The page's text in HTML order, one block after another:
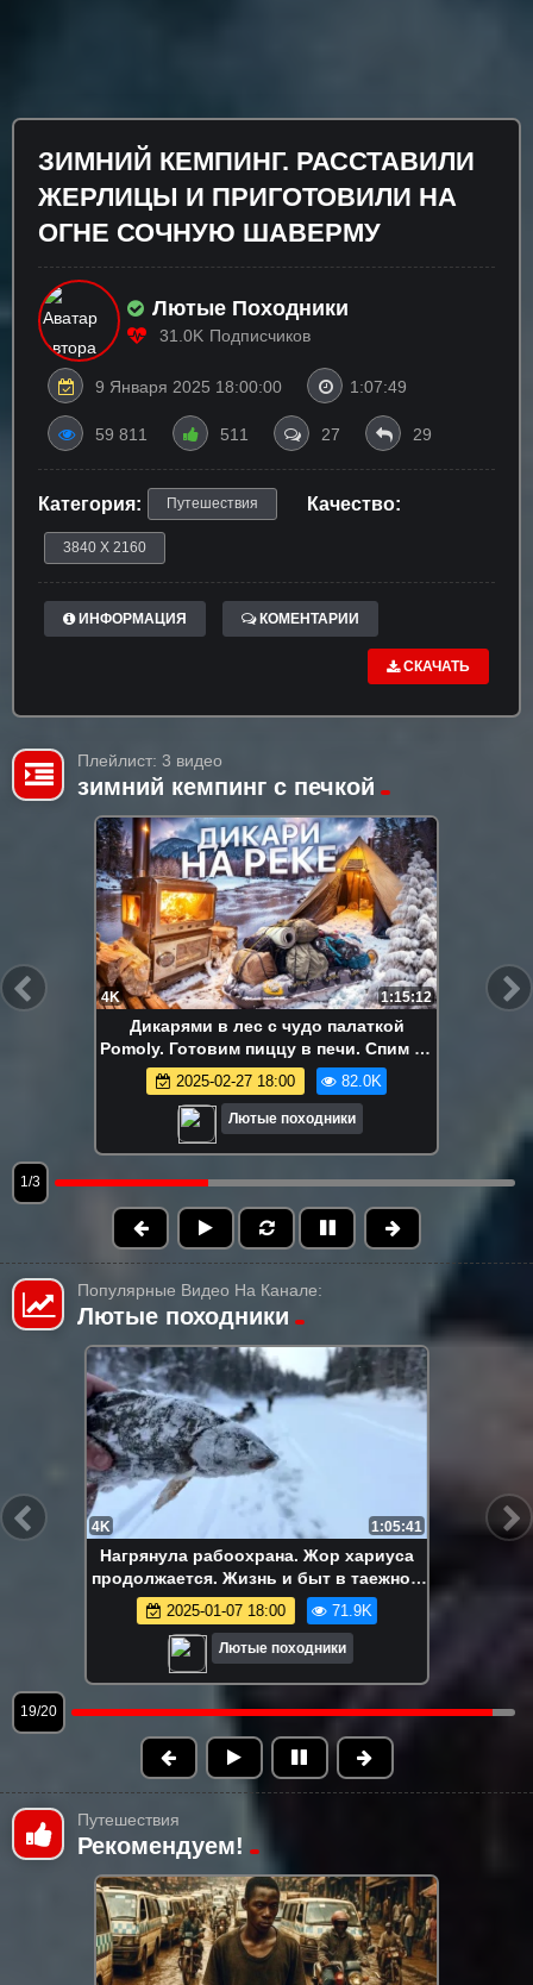
ЗИМНИЙ КЕМПИНГ. РАССТАВИЛИ
ЖЕРЛИЦЫ И ПРИГОТОВИЛИ НА
ОГНЕ СОЧНУЮ ШАВЕРМУ
Лютые Походники
31.0K Подписчиков
9 Января 2025 18:00:00 1:07:49
59 811 511 27 29
Категория: Путешествия Качество:
3840 X 2160
ИНФОРМАЦИЯ КОМЕНТАРИИ
СКАЧАТЬ
Плейлист: 3 видео
зимний кемпинг с печкой
4K 1:15:12
Дикарями в лес с чудо палаткой
Pomoly. Готовим пиццу в печи. Спим на
снегу. Мужики отдыхают
2025-02-27 18:00 82.0K
Лютые походники
1/3
Популярные Видео На Канале:
Лютые походники
4K 1:20:47
Уехали в глухомань на 4 дня. Все
сгорело. Пожар в гараже. Часть 1
2025-05-25 18:00 69.8K
Лютые походники
20/20
Путешествия
Рекомендуем!